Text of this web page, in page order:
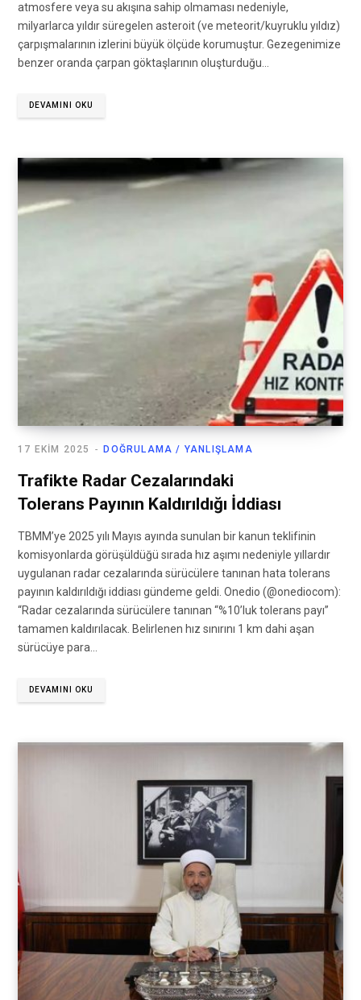
atmosfere veya su akışına sahip olmaması nedeniyle,
milyarlarca yıldır süregelen asteroit (ve meteorit/kuyruklu yıldız)
çarpışmalarının izlerini büyük ölçüde korumuştur. Gezegenimize
benzer oranda çarpan göktaşlarının oluşturduğu…
DEVAMINI OKU
DOĞRULAMA / YANLIŞLAMA
17 EKIM 2025
Trafikte Radar Cezalarındaki
Tolerans Payının Kaldırıldığı İddiası
TBMM’ye 2025 yılı Mayıs ayında sunulan bir kanun teklifinin
komisyonlarda görüşüldüğü sırada hız aşımı nedeniyle yıllardır
uygulanan radar cezalarında sürücülere tanınan hata tolerans
payının kaldırıldığı iddiası gündeme geldi. Onedio (@onediocom):
“Radar cezalarında sürücülere tanınan “%10’luk tolerans payı”
tamamen kaldırılacak. Belirlenen hız sınırını 1 km dahi aşan
sürücüye para…
DEVAMINI OKU